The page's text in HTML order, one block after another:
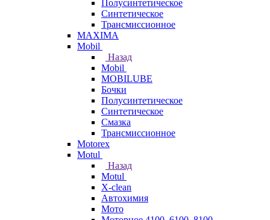
Полусинтетическое
Синтетическое
Трансмиссионное
MAXIMA
Mobil
Назад
Mobil
MOBILUBE
Бочки
Полусинтетическое
Синтетическое
Смазка
Трансмиссионное
Motorex
Motul
Назад
Motul
X-clean
Автохимия
Мото